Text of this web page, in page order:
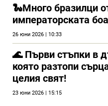
🐍Много бразилци
императорската
26 юни 2026 | 10:33
🌊 Първи стъпки в
която разтопи
целия свят!
23 юни 2026 | 15:15